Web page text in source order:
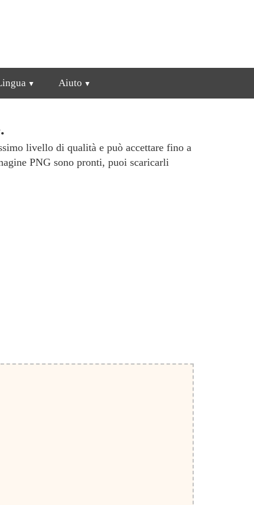
Aiuto
livello di qualità e può accettare fino a
PNG sono pronti, puoi scaricarli